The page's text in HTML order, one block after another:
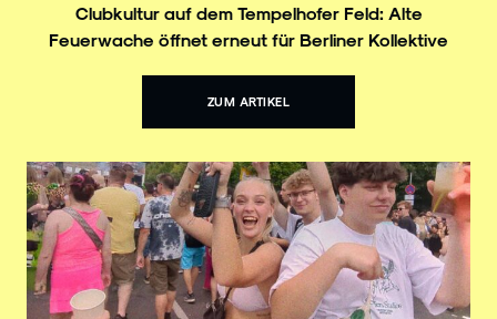
Clubkultur auf dem Tempelhofer Feld: Alte
Feuerwache öffnet erneut für Berliner Kollektive
ZUM ARTIKEL